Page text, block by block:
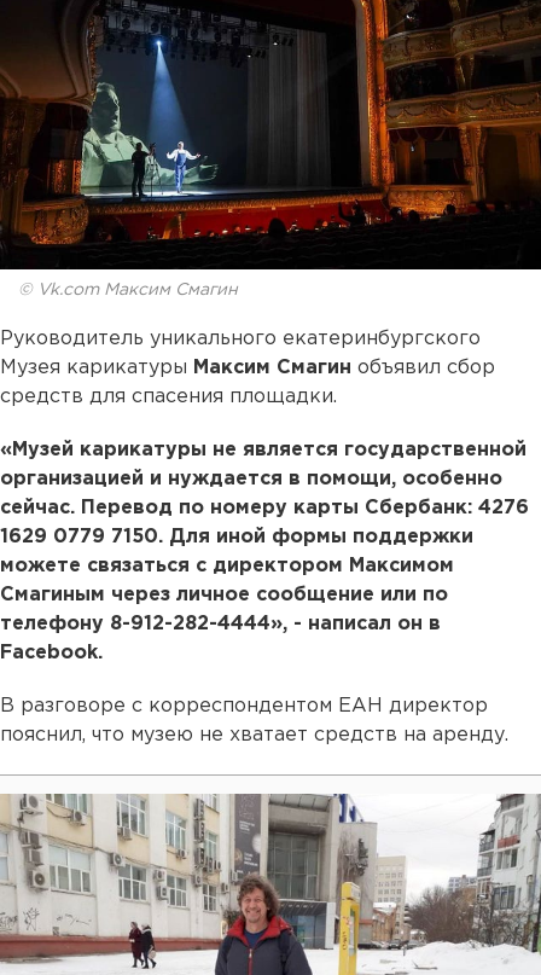
© Vk.com Максим Смагин
Руководитель уникального екатеринбургского
Музея карикатуры Максим Смагин объявил сбор
средств для спасения площадки.
«Музей карикатуры не является государственной
организацией и нуждается в помощи, особенно
сейчас. Перевод по номеру карты Сбербанк: 4276
1629 0779 7150. Для иной формы поддержки
можете связаться с директором Максимом
Смагиным через личное сообщение или по
телефону 8-912-282-4444», - написал он в
Facebook.
В разговоре с корреспондентом ЕАН директор
пояснил, что музею не хватает средств на аренду.